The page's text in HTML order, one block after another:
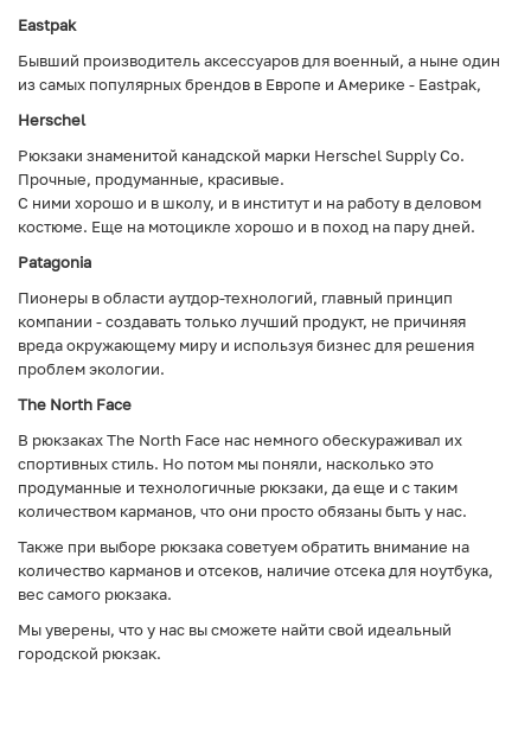
Eastpak
Бывший производитель аксессуаров для военный, а ныне один
из самых популярных брендов в Европе и Америке - Eastpak,
Herschel
Рюкзаки знаменитой канадской марки Herschel Supply Co.
Прочные, продуманные, красивые.
С ними хорошо и в школу, и в институт и на работу в деловом
костюме. Еще на мотоцикле хорошо и в поход на пару дней.
Patagonia
Пионеры в области аутдор-технологий, главный принцип
компании - создавать только лучший продукт, не причиняя
вреда окружающему миру и используя бизнес для решения
проблем экологии.
The North Face
В рюкзаках The North Face нас немного обескураживал их
спортивных стиль. Но потом мы поняли, насколько это
продуманные и технологичные рюкзаки, да еще и с таким
количеством карманов, что они просто обязаны быть у нас.
Также при выборе рюкзака советуем обратить внимание на
количество карманов и отсеков, наличие отсека для ноутбука,
вес самого рюкзака.
Мы уверены, что у нас вы сможете найти свой идеальный
городской рюкзак.